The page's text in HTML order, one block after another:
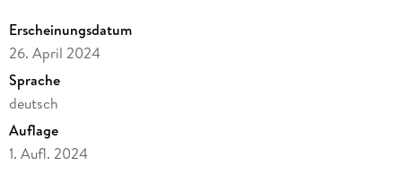
Erscheinungsdatum
26. April 2024
Sprache
deutsch
Auflage
1. Aufl. 2024